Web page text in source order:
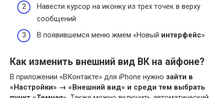
Навести курсор на иконку из трех точек в верху
сообщений
В появившемся меню жмем «Новый интерфейс»
Как изменить внешний вид ВК на айфоне?
В приложении «ВКонтакте» для iPhone нужно зайти в
«Настройки» → «Внешний вид» и среди тем выбрать